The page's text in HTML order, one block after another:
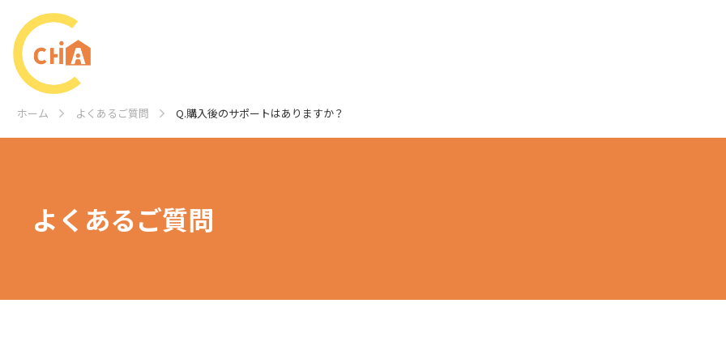
ホーム よくあるご質問 Q.購入後のサポートはありますか？
よくあるご質問